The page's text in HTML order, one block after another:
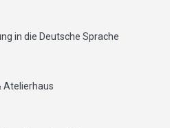
in die Deutsche Sprache
Atelierhaus